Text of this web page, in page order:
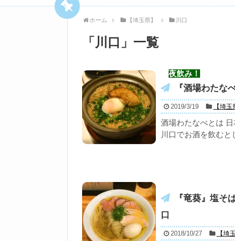
ホーム 【埼玉県】 川口
「 川口 」 一覧
夜飲み！
『酒場わたな
2019/3/19 【埼玉
酒場わたなべとは
川口でお酒を飲むと
『竜葵』塩そ
口
2018/10/27 【埼